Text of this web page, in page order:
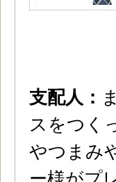
支配人：
スをつく
やつまみ